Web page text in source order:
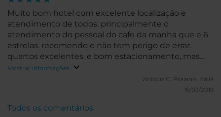
Muito bom hotel com excelente localização e
atendimento de todos, principalmente o
atendimento do pessoal do cafe da manha que e 6
estrelas. recomendo e não tem perigo de errar.
quartos excelentes. e bom estacionamento, mas
não e barato.
Mostrar informações
Vinicius C.
Praiano, Itália
15/03/2019
Todos os comentários